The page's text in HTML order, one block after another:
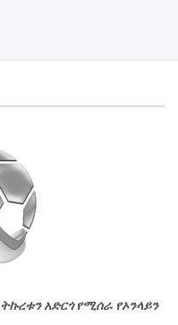
አድርጎ የሚሰራ የኦንላይን